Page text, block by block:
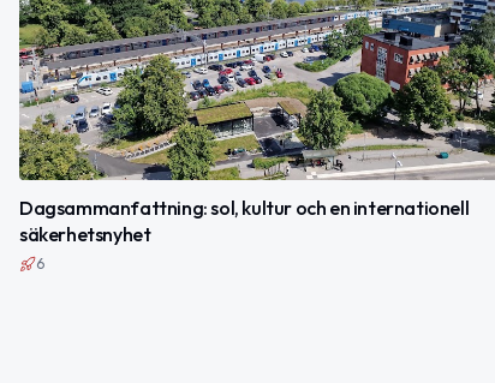
Dagsammanfattning: sol, kultur och en internationell
säkerhetsnyhet
6